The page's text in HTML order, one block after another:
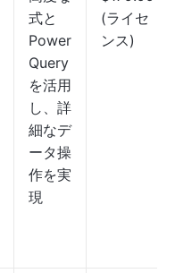
式と
Power
Query
を活用
し、詳
細なデ
ータ操
作を実
現
(ライセ
ンス)